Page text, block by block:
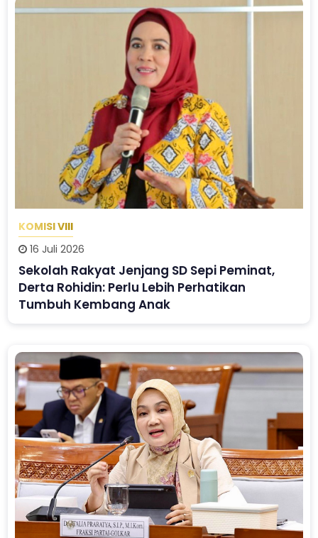
KOMISI VIII
16 Juli 2026
Sekolah Rakyat Jenjang SD Sepi Peminat,
Derta Rohidin: Perlu Lebih Perhatikan
Tumbuh Kembang Anak